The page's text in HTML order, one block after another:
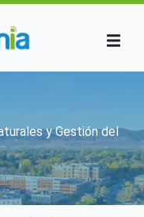
ayuda a la
y Gestión del